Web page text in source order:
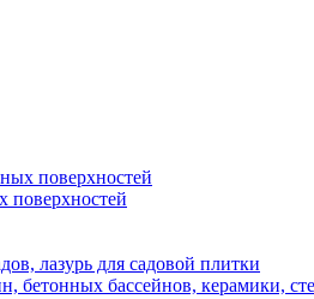
поверхностей
поверхностей
лазурь для садовой плитки
бетонных бассейнов,